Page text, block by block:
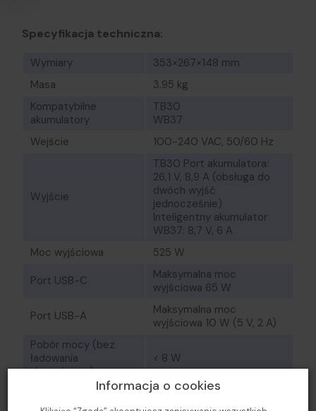
Specyfikacja techniczna:
Wymiary
353×267×148 mm
Masa
3.95 kg
Kompatybilne
akumulatory
TB30
WB37
Wejście
100-240 VAC, 50/60 Hz
Wyjście
TB30 Port akumulatora:
26,1 V, 8,9 A (obsługa do
dwóch wyjść
jednocześnie)
Inteligentny akumulator
WB37: 8,7 V, 6 A
Moc wyjściowa
525 W
Port USB-C
Maksymalna moc
wyjściowa 65 W
Port USB-A
Maksymalna moc
wyjściowa 10 W (5 V, 2 A)
Pobór mocy (bez
ładowania
akumulatora)
< 8 W
Moc wyjściowa
(podczas
Informacja o cookies